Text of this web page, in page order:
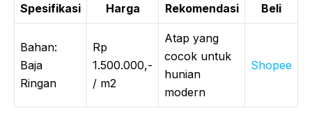
Spesifikasi Harga Rekomendasi Beli
Bahan:
Baja
Ringan
Rp
1.500.000,-
/ m2
Atap yang
cocok untuk
hunian
modern
Shopee